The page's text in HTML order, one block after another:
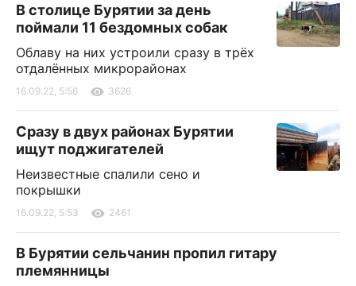
В столице Бурятии за день
поймали 11 бездомных собак
Облаву на них устроили сразу в трёх
отдалённых микрорайонах
16.09.22, 5:56 3626
Сразу в двух районах Бурятии
ищут поджигателей
Неизвестные спалили сено и
покрышки
16.09.22, 5:53 2461
В Бурятии сельчанин пропил гитару
племянницы